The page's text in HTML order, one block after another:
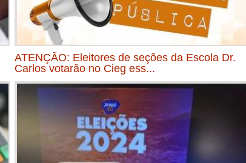
ATENÇÃO: Eleitores de seções da Escola Dr.
Carlos votarão no Cieg ess...